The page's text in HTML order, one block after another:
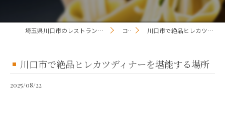
埼玉県川口市のレストランならレストラン ル・マルシェ コラム 川口市で絶品ヒレカツディナーを堪能する場所
川口市で絶品ヒレカツディナーを堪能する場所
2025/08/22